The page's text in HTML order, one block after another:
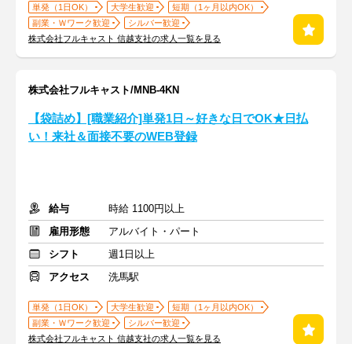
単発（1日OK） 大学生歓迎
短期（1ヶ月以内OK）
副業・Ｗワーク歓迎
シルバー歓迎
株式会社フルキャスト 信越支社の求人一覧を見る
株式会社フルキャスト/MNB-4KN
【袋詰め】[職業紹介]単発1日～好きな日でOK★日払
い！来社＆面接不要のWEB登録
給与
時給 1100円以上
雇用形態
アルバイト・パート
シフト
週1日以上
アクセス
洗馬駅
単発（1日OK） 大学生歓迎
短期（1ヶ月以内OK）
副業・Ｗワーク歓迎
シルバー歓迎
株式会社フルキャスト 信越支社の求人一覧を見る